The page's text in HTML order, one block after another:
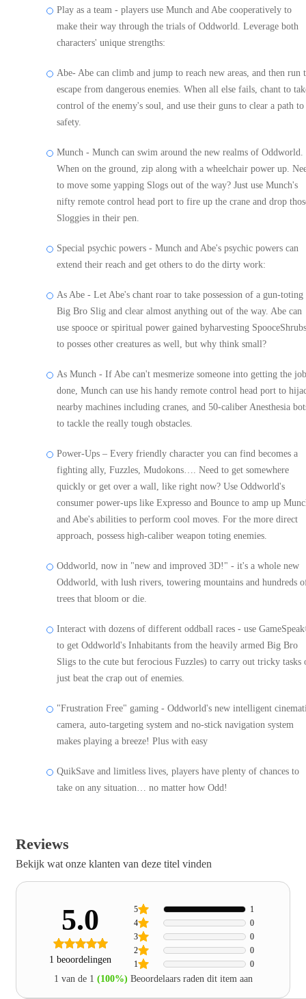
Play as a team - players use Munch and Abe cooperatively to
make their way through the trials of Oddworld. Leverage both
characters' unique strengths:
Abe- Abe can climb and jump to reach new areas, and then run
escape from dangerous enemies. When all else fails, chant to
control of the enemy's soul, and use their guns to clear a path to
safety.
Munch - Munch can swim around the new realms of Oddworld.
When on the ground, zip along with a wheelchair power up.
to move some yapping Slogs out of the way? Just use Munch's
nifty remote control head port to fire up the crane and drop
Sloggies in their pen.
Special psychic powers - Munch and Abe's psychic powers can
extend their reach and get others to do the dirty work:
As Abe - Let Abe's chant roar to take possession of a gun-toting
Big Bro Slig and clear almost anything out of the way. Abe can
use spooce or spiritual power gained byharvesting SpooceShrubs
to posses other creatures as well, but why think small?
As Munch - If Abe can't mesmerize someone into getting the job
done, Munch can use his handy remote control head port to
nearby machines including cranes, and 50-caliber Anesthesia
to tackle the really tough obstacles.
Power-Ups – Every friendly character you can find becomes a
fighting ally, Fuzzles, Mudokons…. Need to get somewhere
quickly or get over a wall, like right now? Use Oddworld's
consumer power-ups like Expresso and Bounce to amp up
and Abe's abilities to perform cool moves. For the more direct
approach, possess high-caliber weapon toting enemies.
Oddworld, now in "new and improved 3D!" - it's a whole new
Oddworld, with lush rivers, towering mountains and hundreds
trees that bloom or die.
Interact with dozens of different oddball races - use
to get Oddworld's Inhabitants from the heavily armed Big Bro
Sligs to the cute but ferocious Fuzzles) to carry out tricky tasks
just beat the crap out of enemies.
"Frustration Free" gaming - Oddworld's new intelligent
camera, auto-targeting system and no-stick navigation system
makes playing a breeze! Plus with easy
QuikSave and limitless lives, players have plenty of chances to
take on any situation… no matter how Odd!
Reviews
Bekijk wat onze klanten van deze titel vinden
5.0
1 beoordelingen 1 0
2 0
3 0
4 0
5 1
1 van de 1 (100%) Beoordelaars raden dit item aan